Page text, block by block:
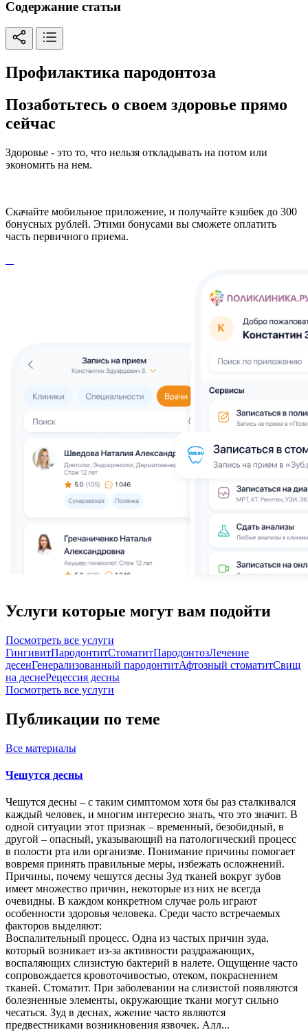
Содержание статьи
Профилактика пародонтоза
Позаботьтесь о своем здоровье прямо
сейчас
Здоровье - это то, что нельзя откладывать на потом или
экономить на нем.
Скачайте мобильное приложение, и получайте кэшбек до 300
бонусных рублей. Этими бонусами вы сможете оплатить
часть первичного приема.
Услуги которые могут вам подойти
Посмотреть все услуги
ГингивитПародонтитСтоматитПародонтозЛечение
десенГенерализованный пародонтитАфтозный стоматитСвищ
на деснеРецессия десны
Посмотреть все услуги
Публикации по теме
Все материалы
Чешутся десны
Чешутся десны – с таким симптомом хотя бы раз сталкивался
каждый человек, и многим интересно знать, что это значит. В
одной ситуации этот признак – временный, безобидный, в
другой – опасный, указывающий на патологический процесс
в полости рта или организме. Понимание причины помогает
вовремя принять правильные меры, избежать осложнений.
Причины, почему чешутся десны Зуд тканей вокруг зубов
имеет множество причин, некоторые из них не всегда
очевидны. В каждом конкретном случае роль играют
особенности здоровья человека. Среди часто встречаемых
факторов выделяют:
Воспалительный процесс. Одна из частых причин зуда,
который возникает из-за активности раздражающих,
воспаляющих слизистую бактерий в налете. Ощущение часто
сопровождается кровоточивостью, отеком, покраснением
тканей. Стоматит. При заболевании на слизистой появляются
болезненные элементы, окружающие ткани могут сильно
чесаться. Зуд в деснах, жжение часто являются
предвестниками возникновения язвочек. Алл...